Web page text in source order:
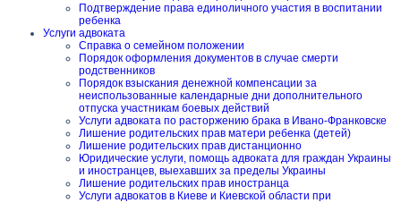
Подтверждение права единоличного участия в воспитании
ребенка
Услуги адвоката
Справка о семейном положении
Порядок оформления документов в случае смерти
родственников
Порядок взыскания денежной компенсации за
неиспользованные календарные дни дополнительного
отпуска участникам боевых действий
Услуги адвоката по расторжению брака в Ивано-Франковске
Лишение родительских прав матери ребенка (детей)
Лишение родительских прав дистанционно
Юридические услуги, помощь адвоката для граждан Украины
и иностранцев, выехавших за пределы Украины
Лишение родительских прав иностранца
Услуги адвокатов в Киеве и Киевской области при